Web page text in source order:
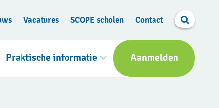
Vacatures SCOPE scholen Contact Search
Praktische informatie Aanmelden